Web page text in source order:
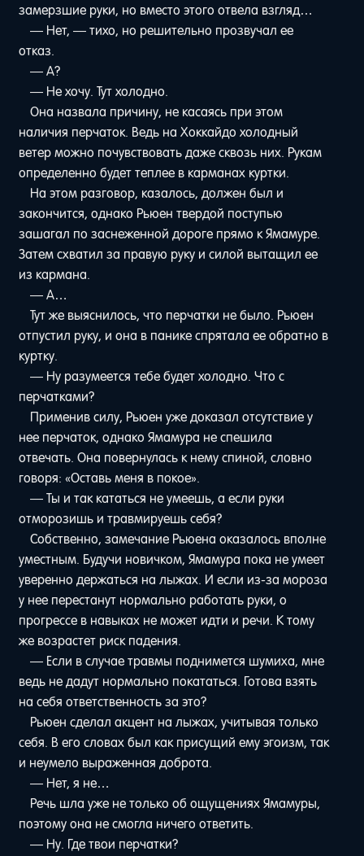
замерзшие руки, но вместо этого отвела взгляд…
— Нет, — тихо, но решительно прозвучал ее
отказ.
— А?
— Не хочу. Тут холодно.
Она назвала причину, не касаясь при этом
наличия перчаток. Ведь на Хоккайдо холодный
ветер можно почувствовать даже сквозь них. Рукам
определенно будет теплее в карманах куртки.
На этом разговор, казалось, должен был и
закончится, однако Рьюен твердой поступью
зашагал по заснеженной дороге прямо к Ямамуре.
Затем схватил за правую руку и силой вытащил ее
из кармана.
— А…
Тут же выяснилось, что перчатки не было. Рьюен
отпустил руку, и она в панике спрятала ее обратно в
куртку.
— Ну разумеется тебе будет холодно. Что с
перчатками?
Применив силу, Рьюен уже доказал отсутствие у
нее перчаток, однако Ямамура не спешила
отвечать. Она повернулась к нему спиной, словно
говоря: «Оставь меня в покое».
— Ты и так кататься не умеешь, а если руки
отморозишь и травмируешь себя?
Собственно, замечание Рьюена оказалось вполне
уместным. Будучи новичком, Ямамура пока не умеет
уверенно держаться на лыжах. И если из-за мороза
у нее перестанут нормально работать руки, о
прогрессе в навыках не может идти и речи. К тому
же возрастет риск падения.
— Если в случае травмы поднимется шумиха, мне
ведь не дадут нормально покататься. Готова взять
на себя ответственность за это?
Рьюен сделал акцент на лыжах, учитывая только
себя. В его словах был как присущий ему эгоизм, так
и неумело выраженная доброта.
— Нет, я не…
Речь шла уже не только об ощущениях Ямамуры,
поэтому она не смогла ничего ответить.
— Ну. Где твои перчатки?